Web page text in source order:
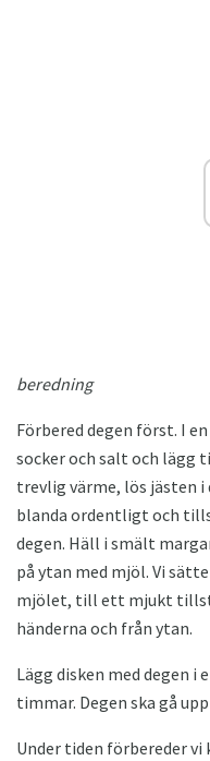
beredning
Förbered degen först. I
socker och salt och lägg
trevlig värme, lös jästen i
blanda ordentligt och
degen. Häll i smält
på ytan med mjöl. Vi
mjölet, till ett mjukt
händerna och från ytan.
Lägg disken med degen i
timmar. Degen ska gå
Under tiden förbereder